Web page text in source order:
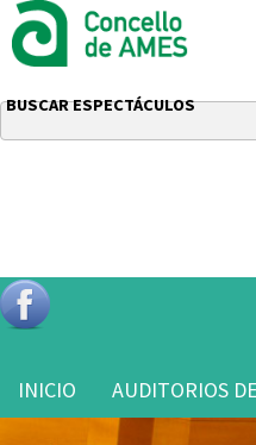
BUSCAR ESPECTÁCULOS
INICIO AUDITORIOS